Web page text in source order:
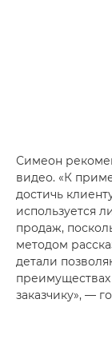
Симеон
видео. «К
достичь
используется
продаж,
методом
детали
заказчику», —